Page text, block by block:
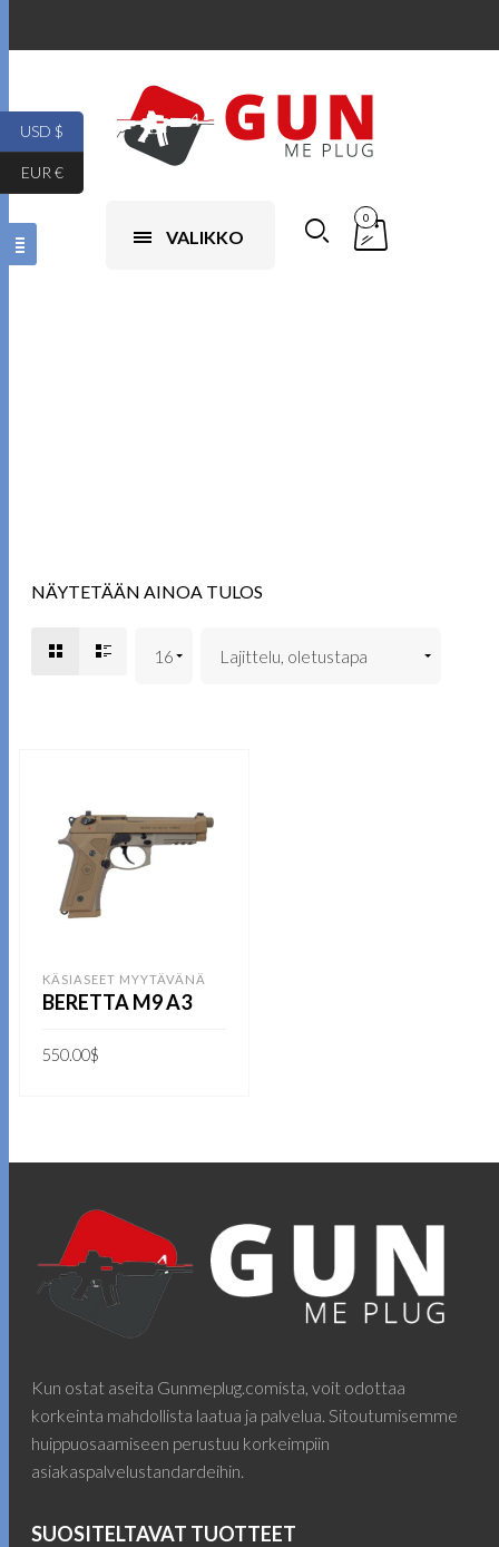
VALIKKO
0
NÄYTETÄÄN AINOA TULOS
KÄSIASEET MYYTÄVÄNÄ
BERETTA M9 A3
550.00$
Kun ostat aseita Gunmeplug.comista, voit odottaa
korkeinta mahdollista laatua ja palvelua. Sitoutumisemme
huippuosaamiseen perustuu korkeimpiin
asiakaspalvelustandardeihin.
SUOSITELTAVAT TUOTTEET
USD $
EUR €